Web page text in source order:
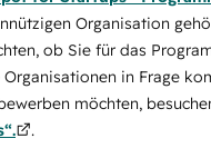
Organisation
ob Sie für das
in Frage
möchten,
.